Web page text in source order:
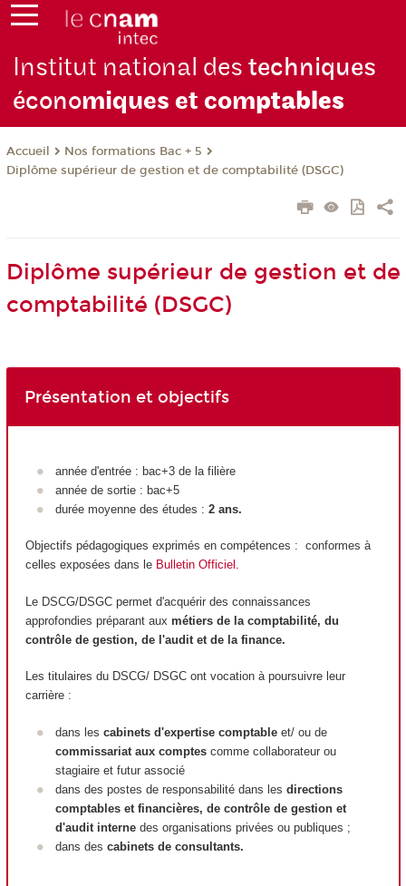
Institut national destechniques
économiques et comptables
Accueil
Nos formations Bac + 5
Diplôme supérieur de gestion et de comptabilité (DSGC)
Diplôme supérieur de gestion et de
comptabilité (DSGC)
Présentation et objectifs
année d'entrée : bac+3 de la filière
année de sortie : bac+5
durée moyenne des études : 2 ans.
Objectifs pédagogiques exprimés en compétences : conformes à
celles exposées dans le Bulletin Officiel .
Le DSCG/DSGC permet d'acquérir des connaissances
approfondies préparant aux métiers de la comptabilité, du
contrôle de gestion, de l'audit et de la finance.
Les titulaires du DSCG/ DSGC ont vocation à poursuivre leur
carrière :
dans les cabinets d'expertise comptableet/ ou de
commissariat aux comptescomme collaborateur ou
stagiaire et futur associé
dans des postes de responsabilité dans les directions
comptables et financières, de contrôle de gestion et
d'audit interne des organisations privées ou publiques ;
dans des cabinets de consultants.